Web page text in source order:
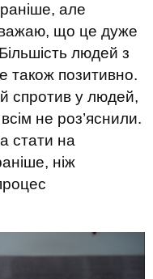
але
що це дуже
людей з
також позитивно.
спротив у людей,
не роз’яснили.
стати на
ніж